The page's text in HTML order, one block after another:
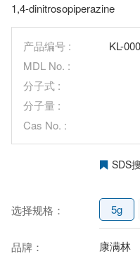
1,4-dinitrosopiperazine
产品编号 :
KL-
MDL No. :
分子式 :
分子量 :
Cas No. :
SDS
选择规格： 5g
品牌： 康满林